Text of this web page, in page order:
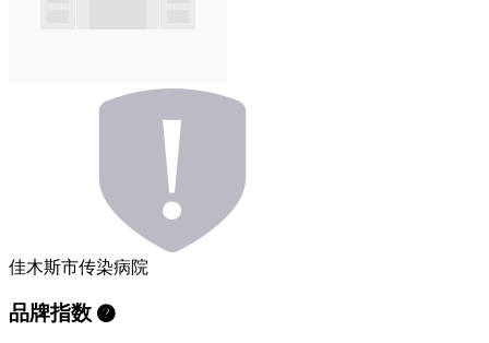
佳木斯市传染病院
品牌指数